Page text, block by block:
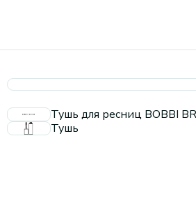
Тушь для ресниц BOBBI
Тушь